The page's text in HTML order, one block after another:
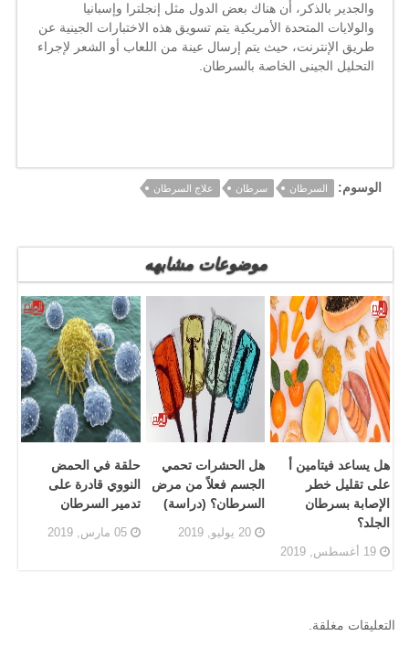
والجدير بالذكر، أن هناك بعض الدول مثل إنجلترا وإسبانيا
والولايات المتحدة الأمريكية يتم تسويق هذه الاختبارات الجينية عن
طريق الإنترنت، حيث يتم إرسال عينة من اللعاب أو الشعر لإجراء
التحليل الجينى الخاصة بالسرطان.
الوسوم: السرطان سرطان علاج السرطان
موضوعات مشابهه
هل يساعد فيتامين أ
على تقليل خطر
الإصابة بسرطان
الجلد؟
19 أغسطس, 2019
هل الحشرات تحمي
الجسم فعلاً من مرض
السرطان؟ (دراسة)
20 يوليو, 2019
حلقة في الحمض
النووي قادرة على
تدمير السرطان
05 مارس, 2019
التعليقات مغلقة.